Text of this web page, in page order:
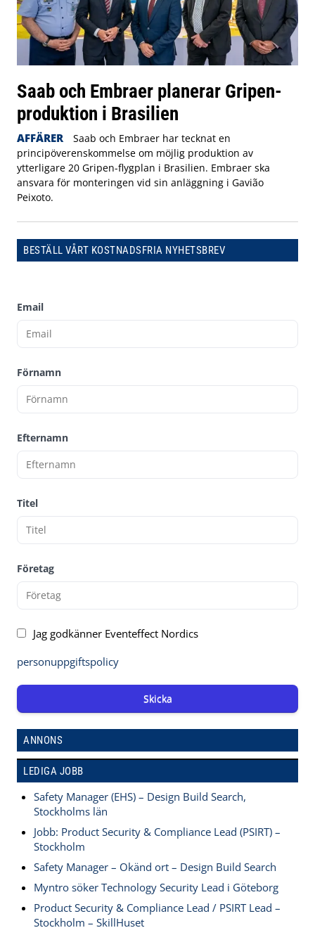
Saab och Embraer planerar Gripen-
produktion i Brasilien
AFFÄRER
Saab och Embraer har tecknat en
principöverenskommelse om möjlig produktion av
ytterligare 20 Gripen-flygplan i Brasilien. Embraer ska
ansvara för monteringen vid sin anläggning i Gavião
Peixoto.
BESTÄLL VÅRT KOSTNADSFRIA NYHETSBREV
Email
Förnamn
Efternamn
Titel
Företag
Jag godkänner Eventeffect Nordics
personuppgiftspolicy
Skicka
ANNONS
LEDIGA JOBB
Safety Manager (EHS) – Design Build Search,
Stockholms län
Jobb: Product Security & Compliance Lead (PSIRT) –
Stockholm
Safety Manager – Okänd ort – Design Build Search
Myntro söker Technology Security Lead i Göteborg
Product Security & Compliance Lead / PSIRT Lead –
Stockholm – SkillHuset